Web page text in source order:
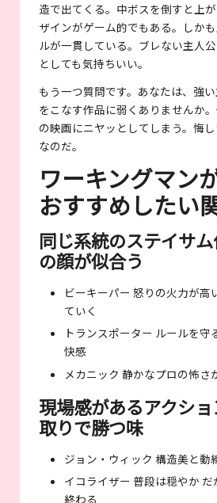
造で出てくる。中ボスを倒すと上
ザインがゲーム的でもある。しか
ルが一貫している。ブレない主人
としても気持ちいい。
もう一つ質問です。あなたは、強
をこなす作品に弱くありませんか
の映画にニヤッとしてしまう。悔
なのだ。
ワーキングマン
おすすめしたい
同じ系統のステイサ
の顔が似合う
ビーキーパー 怒りの火力が高
ていく
トランスポーター ルールを守
快感
メカニック 静かなプロの怖さ
現場感があるアクシ
取りで勝つ味
ジョン・ウィック 構造美と動
イコライザー 普段は穏やか
終わる